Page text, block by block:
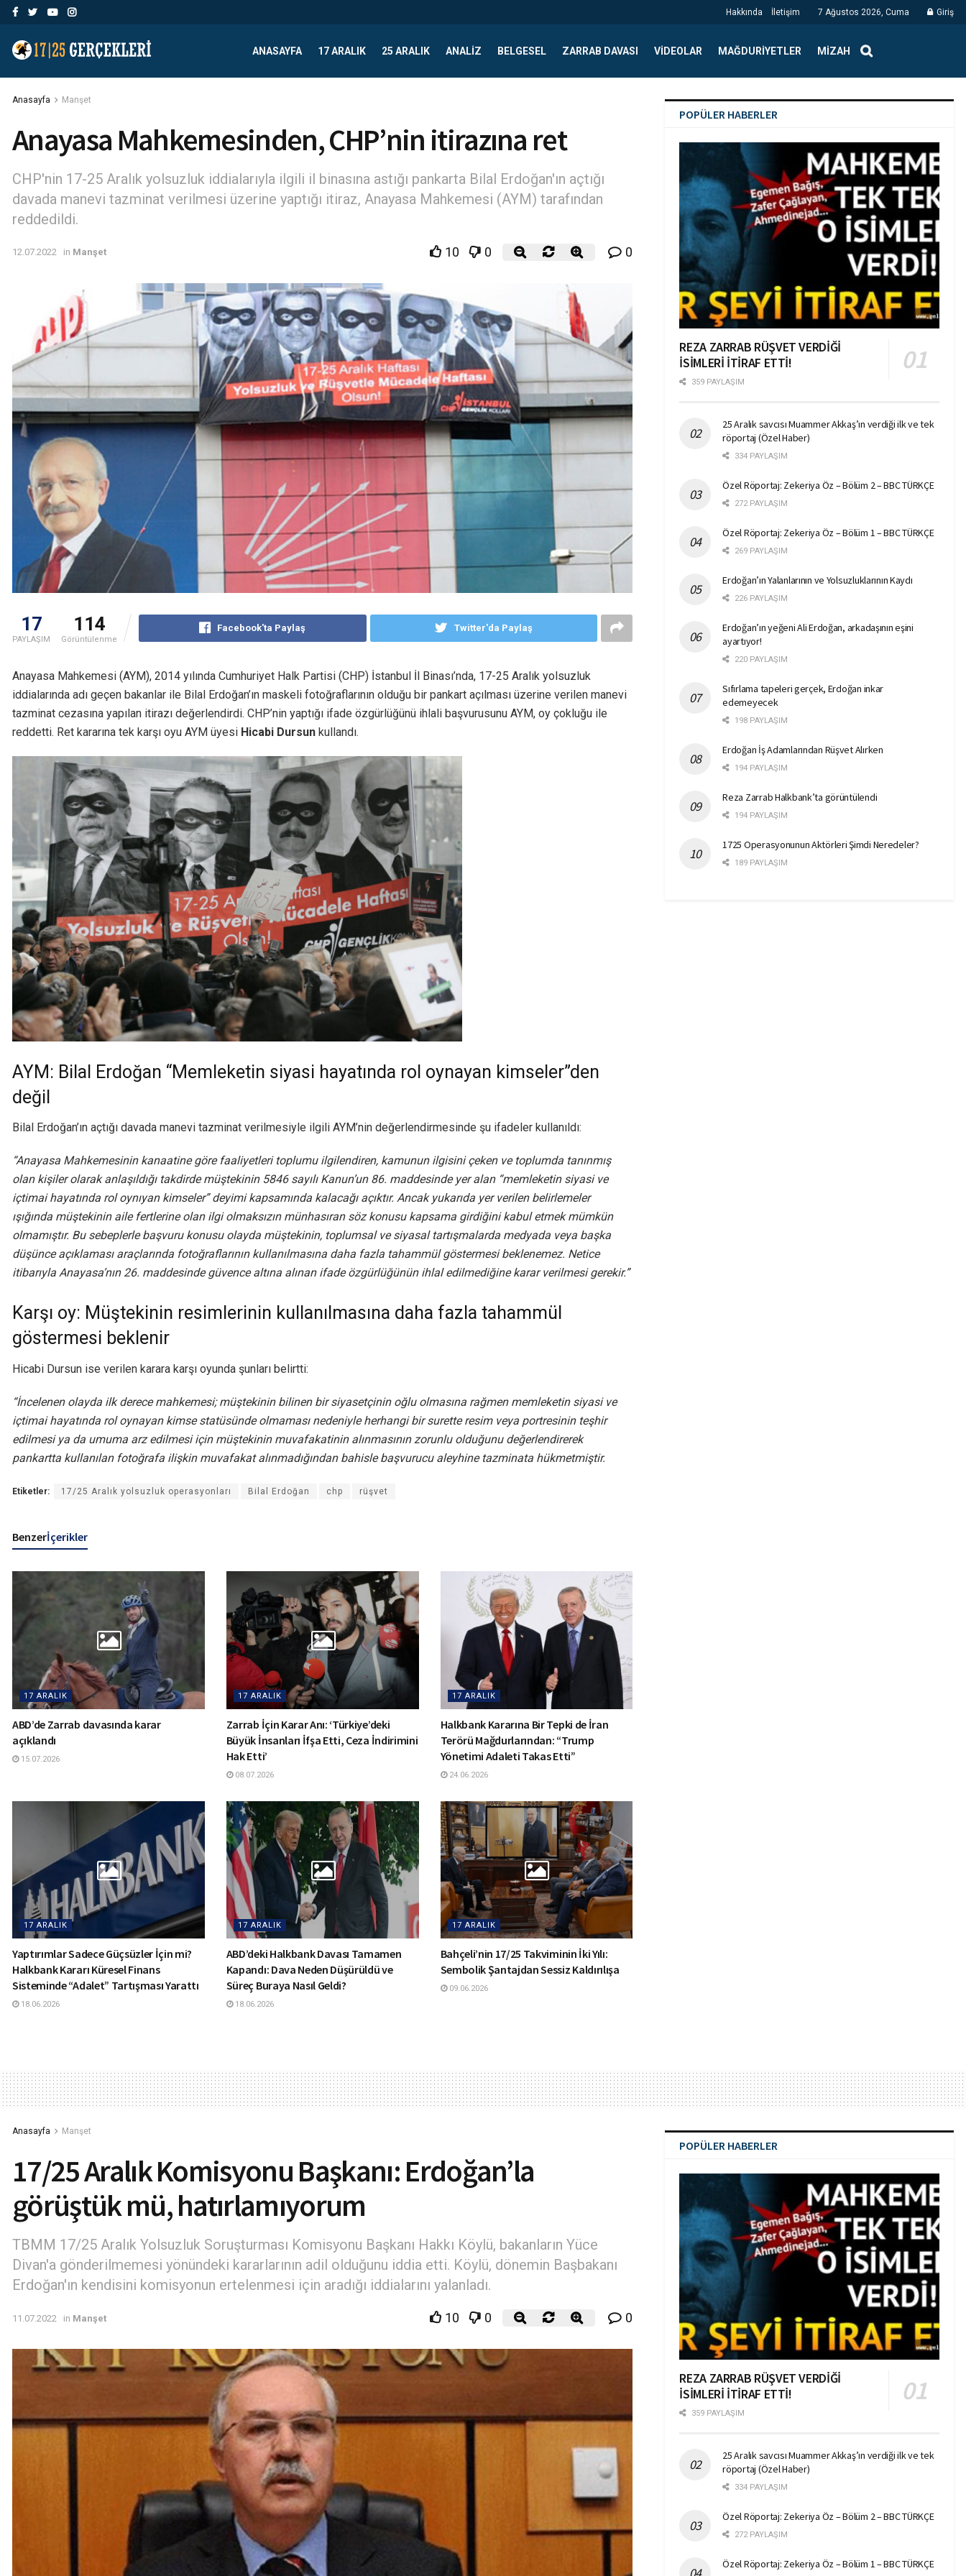
Hakkında İletişim 7 Ağustos 2026, Cuma Giriş
ANASAYFA 17 ARALIK 25 ARALIK ANALIZ BELGESEL ZARRAB DAVASI VIDEOLAR MAĞDURIYETLER MIZAH
Anasayfa Manşet
Anayasa Mahkemesinden, CHP’nin itirazına ret
CHP'nin 17-25 Aralık yolsuzluk iddialarıyla ilgili il binasına astığı pankarta Bilal Erdoğan'ın açtığı
davada manevi tazminat verilmesi üzerine yaptığı itiraz, Anayasa Mahkemesi (AYM) tarafından
reddedildi.
12.07.2022 in Manşet 10 0 0
17
PAYLAŞIM
114
Görüntülenme
Facebook'ta Paylaş Twitter'da Paylaş
Anayasa Mahkemesi (AYM), 2014 yılında Cumhuriyet Halk Partisi (CHP) İstanbul İl Binası’nda, 17-25 Aralık yolsuzluk
iddialarında adı geçen bakanlar ile Bilal Erdoğan’ın maskeli fotoğraflarının olduğu bir pankart açılması üzerine verilen manevi
tazminat cezasına yapılan itirazı değerlendirdi. CHP’nin yaptığı ifade özgürlüğünü ihlali başvurusunu AYM, oy çokluğu ile
reddetti. Ret kararına tek karşı oyu AYM üyesi Hicabi Dursun kullandı.
AYM: Bilal Erdoğan “Memleketin siyasi hayatında rol oynayan kimseler”den
değil
Bilal Erdoğan’ın açtığı davada manevi tazminat verilmesiyle ilgili AYM’nin değerlendirmesinde şu ifadeler kullanıldı:
“Anayasa Mahkemesinin kanaatine göre faaliyetleri toplumu ilgilendiren, kamunun ilgisini çeken ve toplumda tanınmış
olan kişiler olarak anlaşıldığı takdirde müştekinin 5846 sayılı Kanun’un 86. maddesinde yer alan “memleketin siyasi ve
içtimai hayatında rol oynıyan kimseler” deyimi kapsamında kalacağı açıktır. Ancak yukarıda yer verilen belirlemeler
ışığında müştekinin aile fertlerine olan ilgi olmaksızın münhasıran söz konusu kapsama girdiğini kabul etmek mümkün
olmamıştır. Bu sebeplerle başvuru konusu olayda müştekinin, toplumsal ve siyasal tartışmalarda medyada veya başka
düşünce açıklaması araçlarında fotoğraflarının kullanılmasına daha fazla tahammül göstermesi beklenemez. Netice
itibarıyla Anayasa’nın 26. maddesinde güvence altına alınan ifade özgürlüğünün ihlal edilmediğine karar verilmesi gerekir.”
Karşı oy: Müştekinin resimlerinin kullanılmasına daha fazla tahammül
göstermesi beklenir
Hicabi Dursun ise verilen karara karşı oyunda şunları belirtti:
“İncelenen olayda ilk derece mahkemesi; müştekinin bilinen bir siyasetçinin oğlu olmasına rağmen memleketin siyasi ve
içtimai hayatında rol oynayan kimse statüsünde olmaması nedeniyle herhangi bir surette resim veya portresinin teşhir
edilmesi ya da umuma arz edilmesi için müştekinin muvafakatinin alınmasının zorunlu olduğunu değerlendirerek
pankartta kullanılan fotoğrafa ilişkin muvafakat alınmadığından bahisle başvurucu aleyhine tazminata hükmetmiştir.
Etiketler: 17/25 Aralık yolsuzluk operasyonları Bilal Erdoğan chp rüşvet
Benzerİçerikler
17 ARALIK
ABD’de Zarrab davasında karar
açıklandı
15.07.2026
17 ARALIK
Zarrab İçin Karar Anı: ‘Türkiye’deki
Büyük İnsanları İfşa Etti, Ceza İndirimini
Hak Etti’
08.07.2026
17 ARALIK
Halkbank Kararına Bir Tepki de İran
Terörü Mağdurlarından: “Trump
Yönetimi Adaleti Takas Etti”
24.06.2026
17 ARALIK
Yaptırımlar Sadece Güçsüzler İçin mi?
Halkbank Kararı Küresel Finans
Sisteminde “Adalet” Tartışması Yarattı
18.06.2026
17 ARALIK
ABD’deki Halkbank Davası Tamamen
Kapandı: Dava Neden Düşürüldü ve
Süreç Buraya Nasıl Geldi?
18.06.2026
17 ARALIK
Bahçeli’nin 17/25 Takviminin İki Yılı:
Sembolik Şantajdan Sessiz Kaldırılışa
09.06.2026
POPÜLER HABERLER
REZA ZARRAB RÜŞVET VERDİĞİ
İSİMLERİ İTİRAF ETTİ!
359 PAYLAŞIM
25 Aralık savcısı Muammer Akkaş’ın verdiği ilk ve tek
röportaj (Özel Haber)
334 PAYLAŞIM
Özel Röportaj: Zekeriya Öz – Bölüm 2 – BBC TÜRKÇE
272 PAYLAŞIM
Özel Röportaj: Zekeriya Öz – Bölüm 1 – BBC TÜRKÇE
269 PAYLAŞIM
Erdoğan’ın Yalanlarının ve Yolsuzluklarının Kaydı
226 PAYLAŞIM
Erdoğan’ın yeğeni Ali Erdoğan, arkadaşının eşini
ayartıyor!
220 PAYLAŞIM
Sıfırlama tapeleri gerçek, Erdoğan inkar
edemeyecek
198 PAYLAŞIM
Erdoğan İş Adamlarından Rüşvet Alırken
194 PAYLAŞIM
Reza Zarrab Halkbank’ta görüntülendi
194 PAYLAŞIM
1725 Operasyonunun Aktörleri Şimdi Neredeler?
189 PAYLAŞIM
Anasayfa Manşet
17/25 Aralık Komisyonu Başkanı: Erdoğan’la
görüştük mü, hatırlamıyorum
TBMM 17/25 Aralık Yolsuzluk Soruşturması Komisyonu Başkanı Hakkı Köylü, bakanların Yüce
Divan'a gönderilmemesi yönündeki kararlarının adil olduğunu iddia etti. Köylü, dönemin Başbakanı
Erdoğan'ın kendisini komisyonun ertelenmesi için aradığı iddialarını yalanladı.
11.07.2022 in Manşet 10 0 0
POPÜLER HABERLER
REZA ZARRAB RÜŞVET VERDİĞİ
İSİMLERİ İTİRAF ETTİ!
359 PAYLAŞIM
25 Aralık savcısı Muammer Akkaş’ın verdiği ilk ve tek
röportaj (Özel Haber)
334 PAYLAŞIM
Özel Röportaj: Zekeriya Öz – Bölüm 2 – BBC TÜRKÇE
272 PAYLAŞIM
Özel Röportaj: Zekeriya Öz – Bölüm 1 – BBC TÜRKÇE